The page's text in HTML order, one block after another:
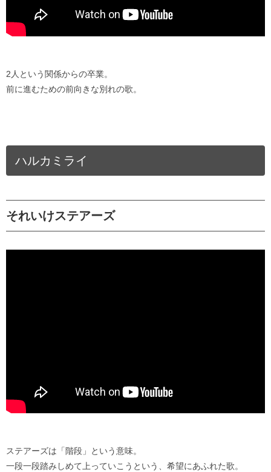
2人という関係からの卒業。
前に進むための前向きな別れの歌。
ハルカミライ
それいけステアーズ
ステアーズは「階段」という意味。
一段一段踏みしめて上っていこうという、希望にあふれた歌。